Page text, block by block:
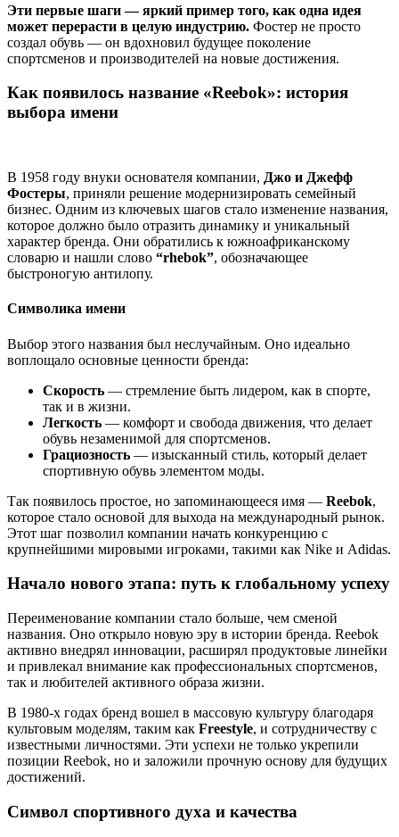
Эти первые шаги — яркий пример того, как одна идея
может перерасти в целую индустрию. Фостер не просто
создал обувь — он вдохновил будущее поколение
спортсменов и производителей на новые достижения.
Как появилось название «Reebok»: история
выбора имени
В 1958 году внуки основателя компании, Джо и Джефф
Фостеры, приняли решение модернизировать семейный
бизнес. Одним из ключевых шагов стало изменение названия,
которое должно было отразить динамику и уникальный
характер бренда. Они обратились к южноафриканскому
словарю и нашли слово “rhebok”, обозначающее
быстроногую антилопу.
Символика имени
Выбор этого названия был неслучайным. Оно идеально
воплощало основные ценности бренда:
Скорость — стремление быть лидером, как в спорте,
так и в жизни.
Легкость — комфорт и свобода движения, что делает
обувь незаменимой для спортсменов.
Грациозность — изысканный стиль, который делает
спортивную обувь элементом моды.
Так появилось простое, но запоминающееся имя — Reebok,
которое стало основой для выхода на международный рынок.
Этот шаг позволил компании начать конкуренцию с
крупнейшими мировыми игроками, такими как Nike и Adidas.
Начало нового этапа: путь к глобальному успеху
Переименование компании стало больше, чем сменой
названия. Оно открыло новую эру в истории бренда. Reebok
активно внедрял инновации, расширял продуктовые линейки
и привлекал внимание как профессиональных спортсменов,
так и любителей активного образа жизни.
В 1980-х годах бренд вошел в массовую культуру благодаря
культовым моделям, таким как Freestyle, и сотрудничеству с
известными личностями. Эти успехи не только укрепили
позиции Reebok, но и заложили прочную основу для будущих
достижений.
Символ спортивного духа и качества